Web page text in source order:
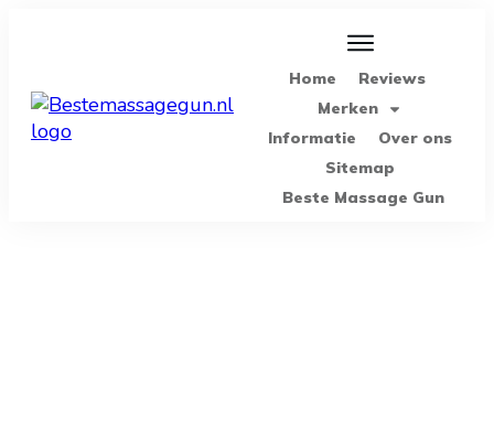
Home
Reviews
Merken
Informatie
Over ons
Sitemap
Beste Massage Gun